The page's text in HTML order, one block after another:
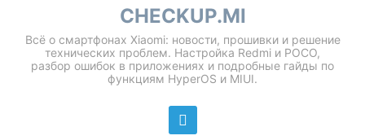
CHECKUP.MI
Всё о смартфонах Xiaomi: новости, прошивки и решение
технических проблем. Настройка Redmi и POCO,
разбор ошибок в приложениях и подробные гайды по
функциям HyperOS и MIUI.